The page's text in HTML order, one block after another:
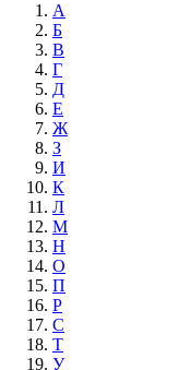
А
Б
В
Г
Д
Е
Ж
З
И
К
Л
М
Н
О
П
Р
С
Т
У